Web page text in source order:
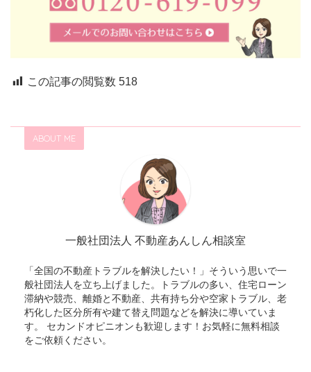
この記事の閲覧数 518
ABOUT ME
一般社団法人 不動産あんしん相談室
「全国の不動産トラブルを解決したい！」そういう思いで一
般社団法人を立ち上げました。トラブルの多い、住宅ローン
滞納や競売、離婚と不動産、共有持ち分や空家トラブル、老
朽化した区分所有や建て替え問題などを解決に導いていま
す。 セカンドオピニオンも歓迎します！お気軽に無料相談
をご依頼ください。